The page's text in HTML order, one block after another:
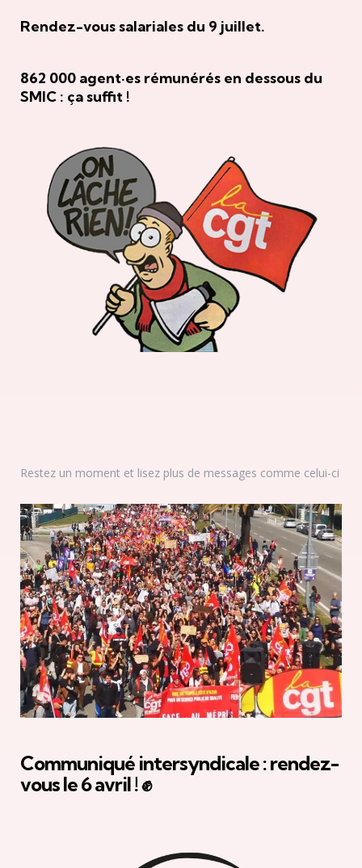
Rendez-vous salariales du 9 juillet.
862 000 agent·es rémunérés en dessous du
SMIC : ça suffit !
Restez un moment et lisez plus de messages comme celui-ci
Communiqué intersyndicale : rendez-
vous le 6 avril ! ✊